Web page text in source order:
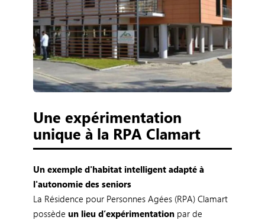
Une expérimentation
unique à la RPA Clamart
Un exemple d'habitat intelligent adapté à
l'autonomie des seniors
La Résidence pour Personnes Agées (RPA) Clamart
possède un lieu d’expérimentationpar de